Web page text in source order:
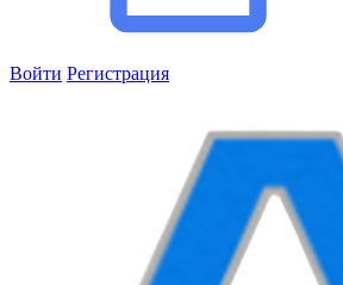
Войти Регистрация